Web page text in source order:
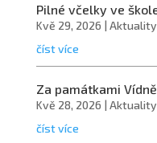
Pilné včelky ve
Kvě 29, 2026 | Aktuality
číst více
Za památkami Vídně
Kvě 28, 2026 | Aktuality
číst více